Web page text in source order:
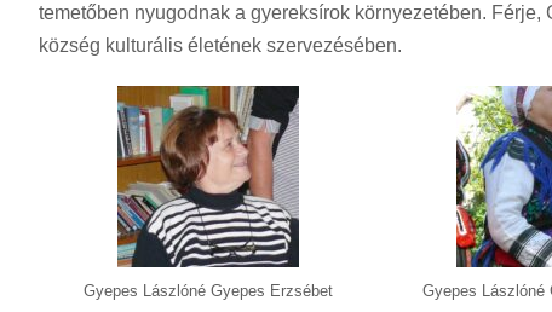
temetőben nyugodnak a gyereksírok környezetében.
község kulturális életének szervezésében.
Gyepes Lászlóné Gyepes Erzsébet Gyepes Lászlóné